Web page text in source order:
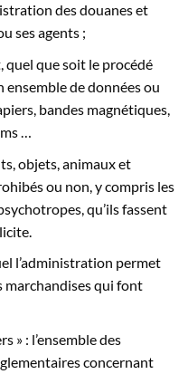
des douanes et
ses agents ;
quel que soit le procédé
de données ou
bandes magnétiques,
…
objets, animaux et
ou non, y compris les
qu’ils fassent
l’administration permet
marchandises qui font
» : l’ensemble des
concernant